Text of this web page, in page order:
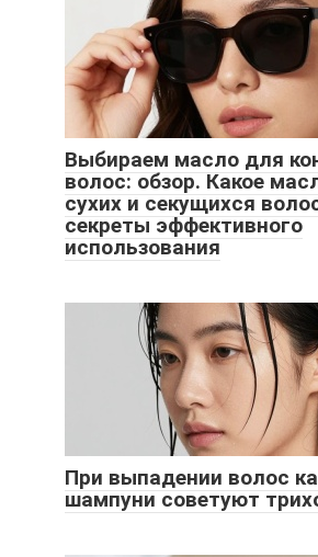
Выбираем масло для
волос: обзор. Какое
сухих и секущихся
секреты эффективного
использования
При выпадении волос
шампуни советуют